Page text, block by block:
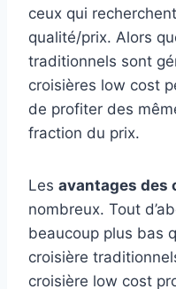
ceux qui
qualité/prix. Alors
traditionnels sont
croisières low cost
de profiter des
fraction du prix.
Les avantages des
nombreux. Tout
beaucoup plus bas
croisière
croisière low cost